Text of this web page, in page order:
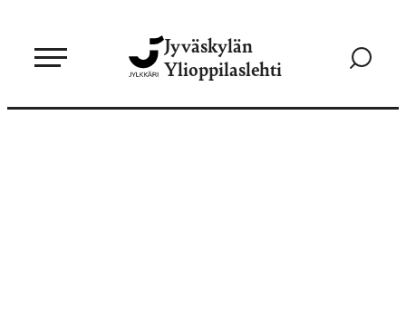
sisältöön
Jyväskylän
Ylioppilaslehti
Siirry